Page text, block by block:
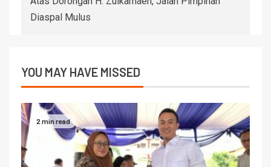
Diaspal Mulus
YOU MAY HAVE MISSED
2 min read